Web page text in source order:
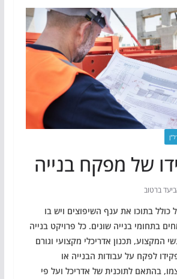
של מפקח בנייה
ברטוב
כולל בתוכו את ענף השיפוצים ויש בו
בתחומי בנייה שונים. כל פרויקט בנייה
המקצוע, תכנון אדריכלי מקצועי וגורם
לפקח על עבודות הבנייה או
בהתאם לתוכנית של אדריכל ועל פי